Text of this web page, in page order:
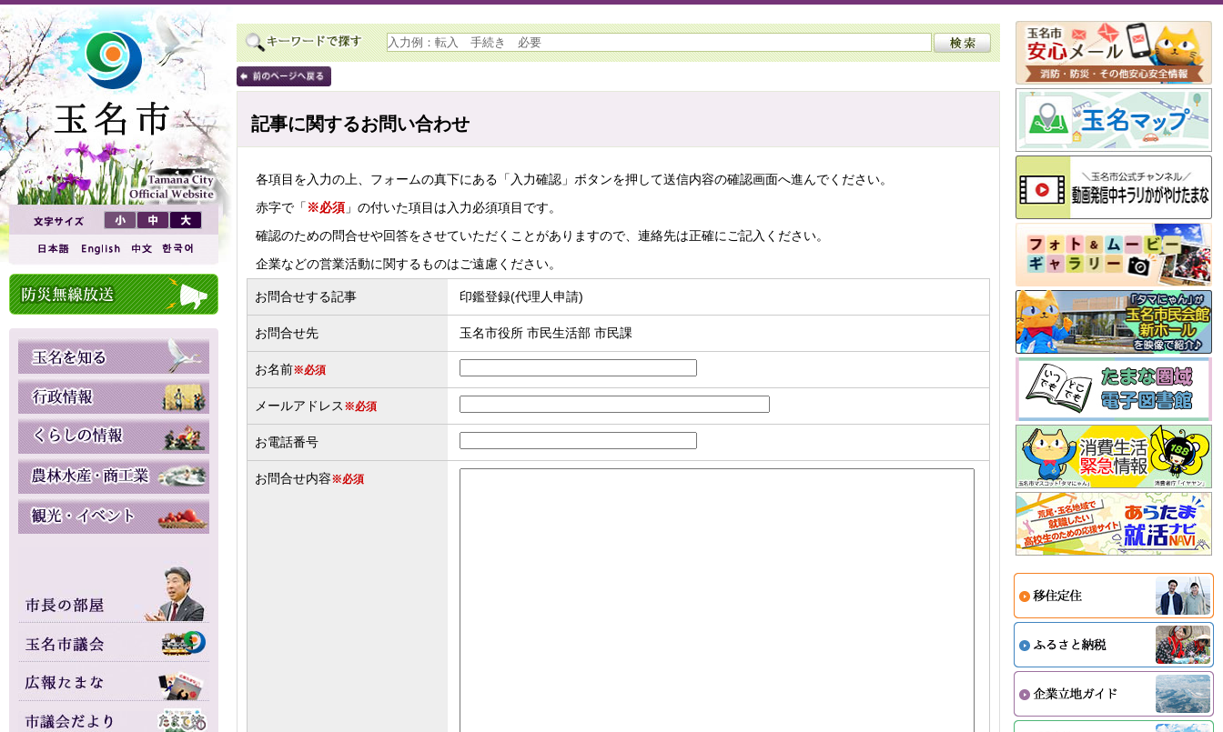
記事に関するお問い合わせ
各項目を入力の上、フォームの真下にある「入力確認」ボタンを押して送信内容の確認画面へ進んでください。
赤字で「 ※必須 」の付いた項目は入力必須項目です。
確認のための問合せや回答をさせていただくことがありますので、連絡先は正確にご記入ください。
企業などの営業活動に関するものはご遠慮ください。
お問合せする記事 印鑑登録(代理人申請)
お問合せ先 玉名市役所 市民生活部 市民課
お名前※必須
メールアドレス ※必須
お電話番号
お問合せ内容※必須